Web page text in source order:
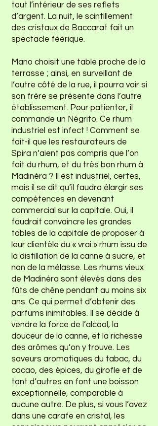
tout l’intérieur de ses reflets
d’argent. La nuit, le scintillement
des cristaux de Baccarat fait un
spectacle féérique.
Mano choisit une table proche de la
terrasse ; ainsi, en surveillant de
l’autre côté de la rue, il pourra voir si
son frère se présente dans l’autre
établissement. Pour patienter, il
commande un Négrito. Ce rhum
industriel est infect ! Comment se
fait-il que les restaurateurs de
Spira n’aient pas compris que l’on
fait du rhum, et du très bon rhum à
Madinéra ? Il est industriel, certes,
mais il se dit qu’il faudra élargir ses
compétences en devenant
commercial sur la capitale. Oui, il
faudrait convaincre les grandes
tables de la capitale de proposer à
leur clientèle du « vrai » rhum issu de
la distillation de la canne à sucre, et
non de la mélasse. Les rhums vieux
de Madinéra sont élevés dans des
fûts de chêne pendant au moins six
ans. Ce qui permet d’obtenir des
parfums inimitables. Il se décide à
vendre la force de l’alcool, la
douceur de la canne, et la richesse
des arômes qu’on y trouve. Les
saveurs aromatiques du tabac, du
cacao, des épices, du girofle et de
tant d’autres en font une boisson
exceptionnelle, comparable à
aucune autre. De plus, si vous l’avez
dans une carafe en cristal, les